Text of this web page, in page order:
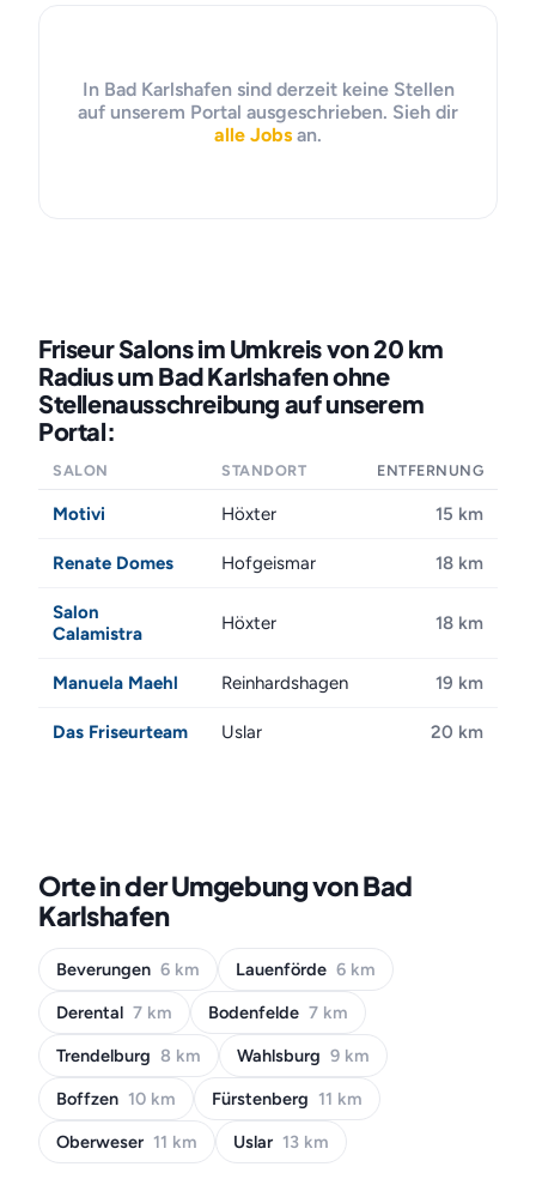
In Bad Karlshafen sind derzeit keine Stellen
auf unserem Portal ausgeschrieben. Sieh dir
alle Jobs an.
Friseur Salons im Umkreis von 20 km
Radius um Bad Karlshafen ohne
Stellenausschreibung auf unserem
Portal:
SALON STANDORT ENTFERNUNG
Motivi Höxter 15 km
Renate Domes Hofgeismar 18 km
Salon
Calamistra
Höxter 18 km
Manuela Maehl Reinhardshagen 19 km
Das Friseurteam Uslar 20 km
Orte in der Umgebung von Bad
Karlshafen
Beverungen 6 km Lauenförde 6 km
Derental 7 km Bodenfelde 7 km
Trendelburg 8 km Wahlsburg 9 km
Boffzen 10 km Fürstenberg 11 km
Oberweser 11 km Uslar 13 km